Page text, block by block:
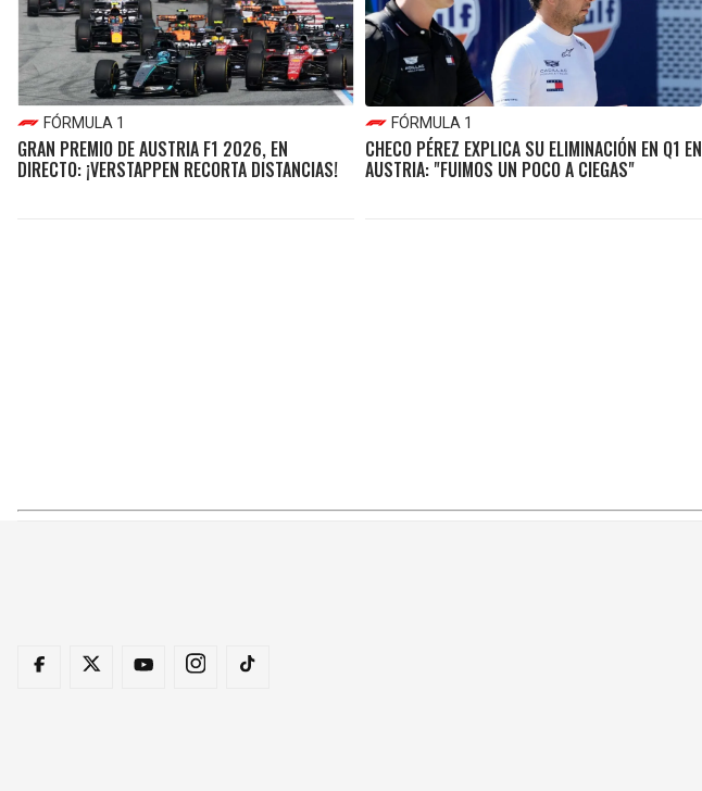
FÓRMULA 1
GRAN PREMIO DE AUSTRIA F1 2026, EN
DIRECTO: ¡VERSTAPPEN RECORTA DISTANCIAS!
FÓRMULA 1
CHECO PÉREZ EXPLICA SU ELIMINACIÓN EN Q1 EN
AUSTRIA: "FUIMOS UN POCO A CIEGAS"